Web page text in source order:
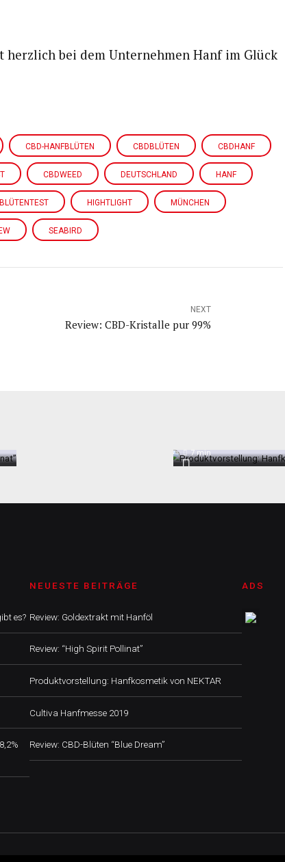
bei dem Unternehmen Hanf im Glück
CBD-HANFBLÜTEN CBDBLÜTEN CBDHANF
CBDWEED DEUTSCHLAND HANF
HIGHTLIGHT MÜNCHEN
SEABIRD
NEXT
Review: CBD-Kristalle pur 99%
7min
es?
NEUESTE BEITRÄGE
Review: Goldextrakt mit Hanföl
Review: “High Spirit Pollinat”
Produktvorstellung: Hanfkosmetik von NEKTAR
Cultiva Hanfmesse 2019
Review: CBD-Blüten “Blue Dream”
ADS